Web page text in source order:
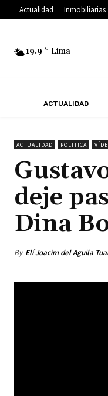
Actualidad Inmobiliarias
19.9 C Lima
ACTUALIDAD
ACTUALIDAD POLITICA
deje
Dina
By Elí Joacim del Aguila